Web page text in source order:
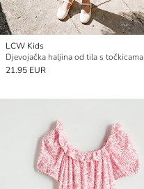
LCW Kids
Djevojačka haljina od tila s točkicama
21.95 EUR